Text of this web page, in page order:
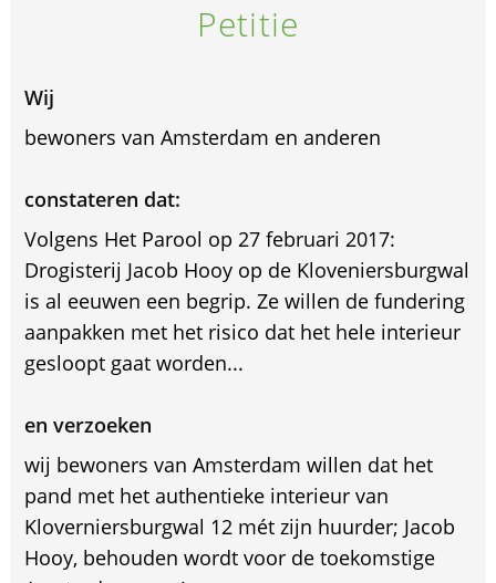
Petitie
Wij
bewoners van Amsterdam en anderen
constateren dat:
Volgens Het Parool op 27 februari 2017:
Drogisterij Jacob Hooy op de Kloveniersburgwal
is al eeuwen een begrip. Ze willen de fundering
aanpakken met het risico dat het hele interieur
gesloopt gaat worden...
en verzoeken
wij bewoners van Amsterdam willen dat het
pand met het authentieke interieur van
Kloverniersburgwal 12 mét zijn huurder; Jacob
Hooy, behouden wordt voor de toekomstige